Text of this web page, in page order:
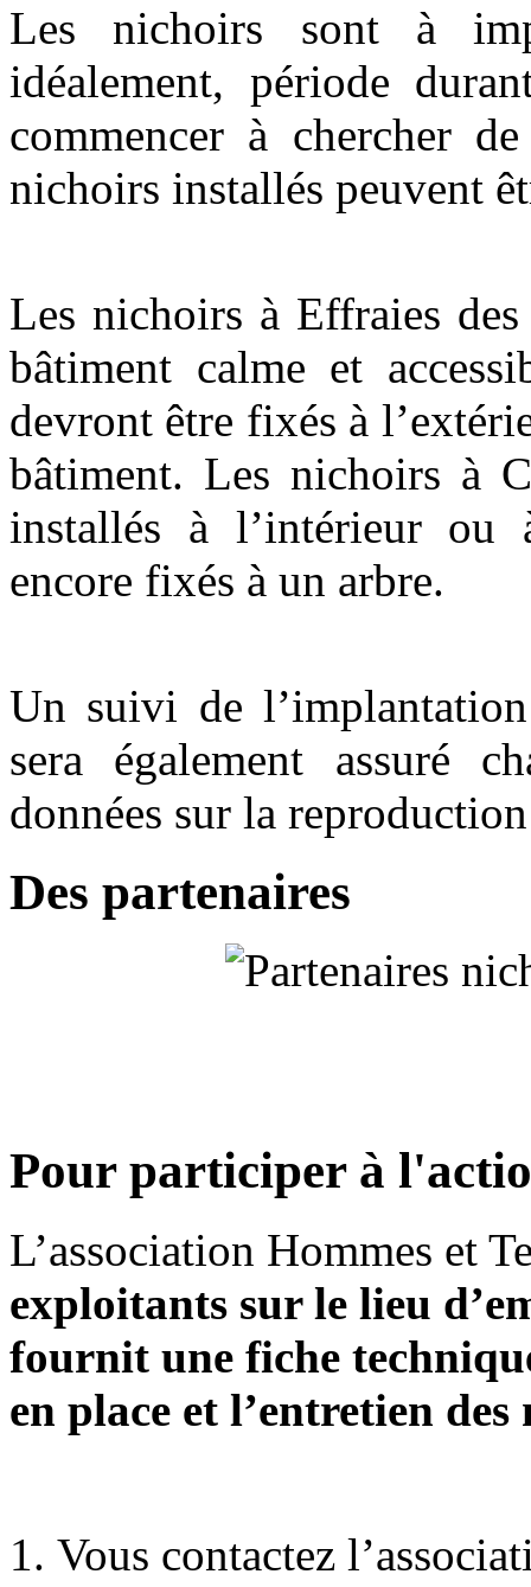
Les nichoirs sont à
idéalement, période
commencer à chercher
nichoirs installés peuvent
Les nichoirs à Effraies
bâtiment calme et
devront être fixés à
bâtiment. Les nichoirs à
installés à l’intérieur ou
encore fixés à un arbre.
Un suivi de
sera également assuré
données sur la reproduction
Des partenaires
Pour participer à
L’association Hommes et
exploitants sur le lieu
fournit une fiche
en place et l’entretien
Vous contactez